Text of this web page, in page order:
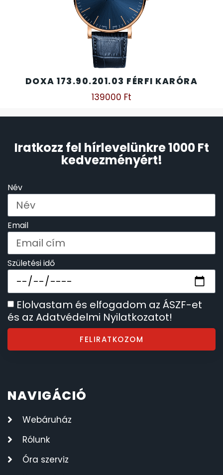
DOXA 173.90.201.03 FÉRFI KARÓRA
139000 Ft
Iratkozz fel hírlevelünkre 1000 Ft
kedvezményért!
Név
Email
Születési idő
Elolvastam és elfogadom az ÁSZF-et
és az Adatvédelmi Nyilatkozatot!
FELIRATKOZOM
NAVIGÁCIÓ
Webáruház
Rólunk
Óra szerviz